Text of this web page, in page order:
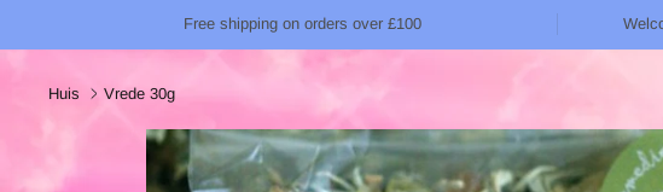
Free shipping on orders over £100
Huis Vrede 30g